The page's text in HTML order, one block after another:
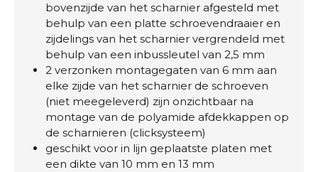
bovenzijde van het scharnier afgesteld met
behulp van een platte schroevendraaier en
zijdelings van het scharnier vergrendeld met
behulp van een inbussleutel van 2,5 mm
2 verzonken montagegaten van 6 mm aan
elke zijde van het scharnier de schroeven
(niet meegeleverd) zijn onzichtbaar na
montage van de polyamide afdekkappen op
de scharnieren (clicksysteem)
geschikt voor in lijn geplaatste platen met
een dikte van 10 mm en 13 mm